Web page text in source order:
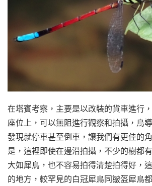
在塔賓考察，主要是以改裝的貨車進行
座位上，可以無阻進行觀察和拍攝，鳥
發現就停車甚至倒車，讓我們有更佳的
是，這裡即使在邊沿拍攝，不少的樹都
大如犀鳥，也不容易拍得清楚拍得好，
的地方，較罕見的白冠犀鳥同皺盔犀鳥